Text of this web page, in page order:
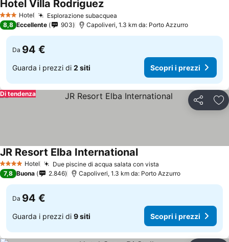
3 StelleHotel Esplorazione subacquea
Hotel Villa Rodriguez
8,8 Eccellente 903 Capoliveri, 1.3 km da: Porto Azzurro
Da 94 €
Guarda i prezzi di 2 siti Scopri i prezzi
Condividi
Di tendenza
4 Stelle Hotel Due piscine di acqua salata con vista
JR Resort Elba International
7,8 Buona 2.846 Capoliveri, 1.3 km da: Porto Azzurro
Da 94 €
Guarda i prezzi di 9 siti Scopri i prezzi